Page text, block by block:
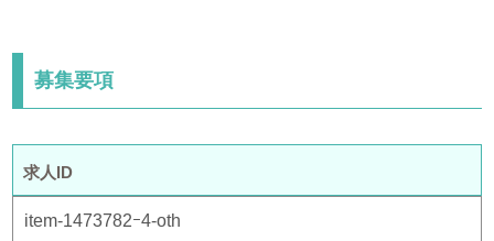
募集要項
求人ID
item-1473782ｰ4-oth